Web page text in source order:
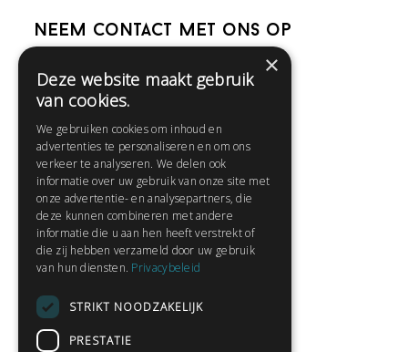
Neem contact met ons op
Help
Contact
Huisregels
Snel naar:
Gratis aanmelden
Privacybeleid
×
Deze website maakt gebruik
van cookies.
We gebruiken cookies om inhoud en
advertenties te personaliseren en om ons
verkeer te analyseren. We delen ook
informatie over uw gebruik van onze site met
onze advertentie- en analysepartners, die
deze kunnen combineren met andere
informatie die u aan hen heeft verstrekt of
die zij hebben verzameld door uw gebruik
van hun diensten. Privacybeleid
STRIKT NOODZAKELIJK
PRESTATIE